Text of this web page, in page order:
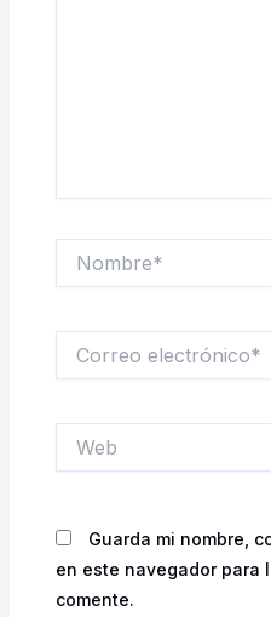
electrónico*
Guarda mi nombre,
en este navegador para
comente.